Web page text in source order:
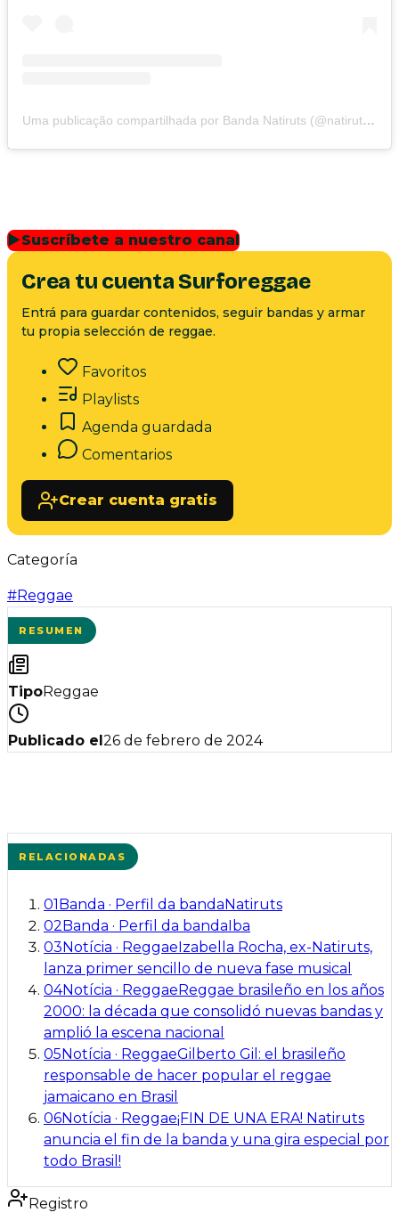
Uma publicação compartilhada por Banda Natiruts (@natirutsoficial)
▶Suscríbete a nuestro canal
Crea tu cuenta Surforeggae
Entrá para guardar contenidos, seguir bandas y armar
tu propia selección de reggae.
Favoritos
Playlists
Agenda guardada
Comentarios
Crear cuenta gratis
Categoría
#Reggae
RESUMEN
TipoReggae
Publicado el 26 de febrero de 2024
RELACIONADAS
01 Banda · Perfil da banda Natiruts
02 Banda · Perfil da banda Iba
03 Notícia · Reggae Izabella Rocha, ex-Natiruts,
lanza primer sencillo de nueva fase musical
04Notícia · Reggae Reggae brasileño en los años
2000: la década que consolidó nuevas bandas y
amplió la escena nacional
05 Notícia · ReggaeGilberto Gil: el brasileño
responsable de hacer popular el reggae
jamaicano en Brasil
06Notícia · Reggae¡FIN DE UNA ERA! Natiruts
anuncia el fin de la banda y una gira especial por
todo Brasil!
Registro